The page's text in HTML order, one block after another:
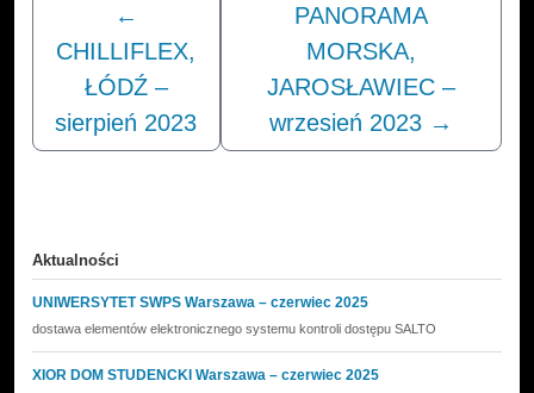
←
CHILLIFLEX,
ŁÓDŹ –
sierpień 2023
PANORAMA
MORSKA,
JAROSŁAWIEC –
wrzesień 2023 →
Aktualności
UNIWERSYTET SWPS Warszawa – czerwiec 2025
dostawa elementów elektronicznego systemu kontroli dostępu SALTO
XIOR DOM STUDENCKI Warszawa – czerwiec 2025